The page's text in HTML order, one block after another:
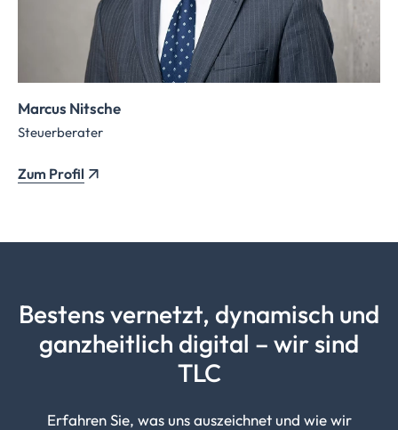
Marcus Nitsche
Steuerberater
Zum Profil
Bestens vernetzt, dynamisch und
ganzheitlich digital – wir sind
TLC
Erfahren Sie, was uns auszeichnet und wie wir